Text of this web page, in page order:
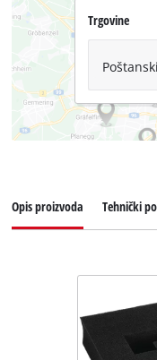
Trgovine
Opis proizvoda Tehnički